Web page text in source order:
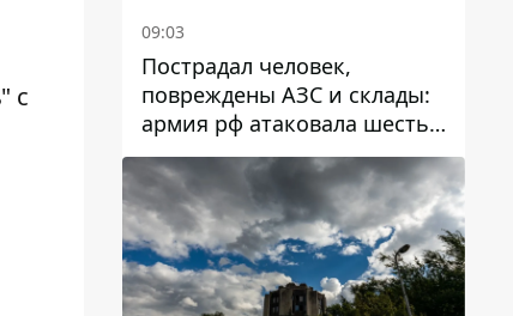
с
09:03
Пострадал человек,
повреждены АЗС и склады:
армия рф атаковала шесть
районов Днепропетровской
области